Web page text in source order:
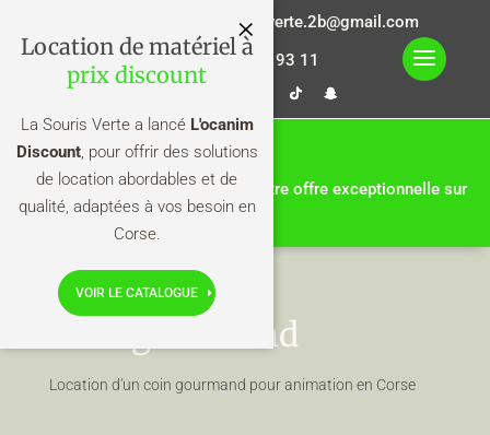
la.sourisverte.2b@gmail.com
06 14 30 93 11
Nouveautés pour 2026
En ce moment, ne ratez pas notre offre exceptionnelle sur
la location de gonflables !
Coin gourmand
Location d'un coin gourmand pour animation en Corse
×
Location de matériel à
prix discount
La Souris Verte a lancé L'ocanim
Discount, pour offrir des solutions
de location abordables et de
qualité, adaptées à vos besoin en
Corse.
VOIR LE CATALOGUE